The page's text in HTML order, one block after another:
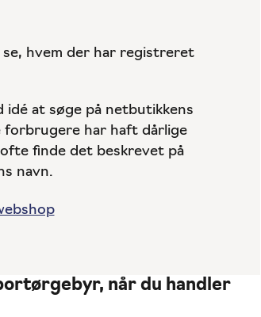
se, hvem der har registreret
idé at søge på netbutikkens
forbrugere har haft dårlige
finde det beskrevet på
navn.
når du handler